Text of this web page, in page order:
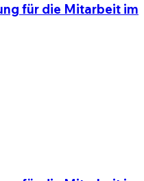
für die Mitarbeit im